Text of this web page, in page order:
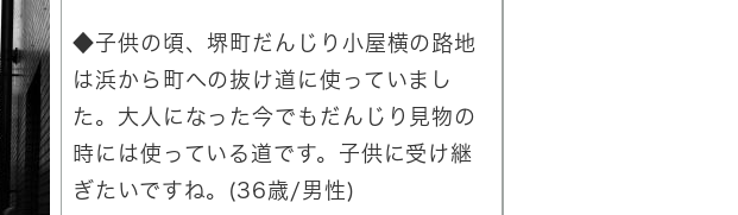
◆子供の頃、堺町だんじり小屋横の路地
は浜から町への抜け道に使っていまし
た。大人になった今でもだんじり見物の
時には使っている道です。子供に受け継
ぎたいですね。(36歳/男性)